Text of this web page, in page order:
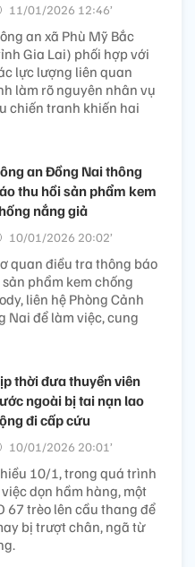
11/01/2026 12:46’
an xã Phù Mỹ Bắc
Gia Lai) phối hợp với
lực lượng liên quan
làm rõ nguyên nhân vụ
chiến tranh khiến hai
an Đồng Nai thông
thu hồi sản phẩm kem
nắng giả
10/01/2026 20:02’
quan điều tra thông báo
phẩm kem chống
liên hệ Phòng Cảnh
Nai để làm việc, cung
thời đưa thuyền viên
ngoài bị tai nạn lao
đi cấp cứu
10/01/2026 20:01’
10/1, trong quá trình
dọn hầm hàng, một
67 trèo lên cầu thang để
bị trượt chân, ngã từ